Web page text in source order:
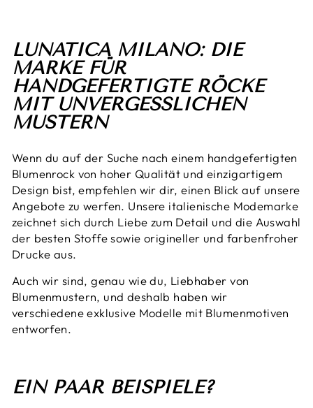
LUNATICA MILANO: DIE
MARKE FÜR
HANDGEFERTIGTE RÖCKE
MIT UNVERGESSLICHEN
MUSTERN
Wenn du auf der Suche nach einem handgefertigten
Blumenrock von hoher Qualität und einzigartigem
Design bist, empfehlen wir dir, einen Blick auf unsere
Angebote zu werfen. Unsere italienische Modemarke
zeichnet sich durch Liebe zum Detail und die Auswahl
der besten Stoffe sowie origineller und farbenfroher
Drucke aus.
Auch wir sind, genau wie du, Liebhaber von
Blumenmustern, und deshalb haben wir
verschiedene exklusive Modelle mit Blumenmotiven
entworfen.
EIN PAAR BEISPIELE?